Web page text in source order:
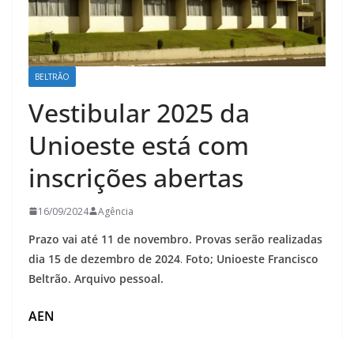
BELTRÃO
Vestibular 2025 da
Unioeste está com
inscrições abertas
16/09/2024 Agência
Prazo vai até 11 de novembro. Provas serão realizadas
dia 15 de dezembro de 2024. Foto; Unioeste Francisco
Beltrão. Arquivo pessoal.
AEN